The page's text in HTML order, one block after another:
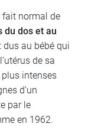
fait normal de
du dos et au
dus au bébé qui
de sa
intenses
d’un
par le
en 1962.